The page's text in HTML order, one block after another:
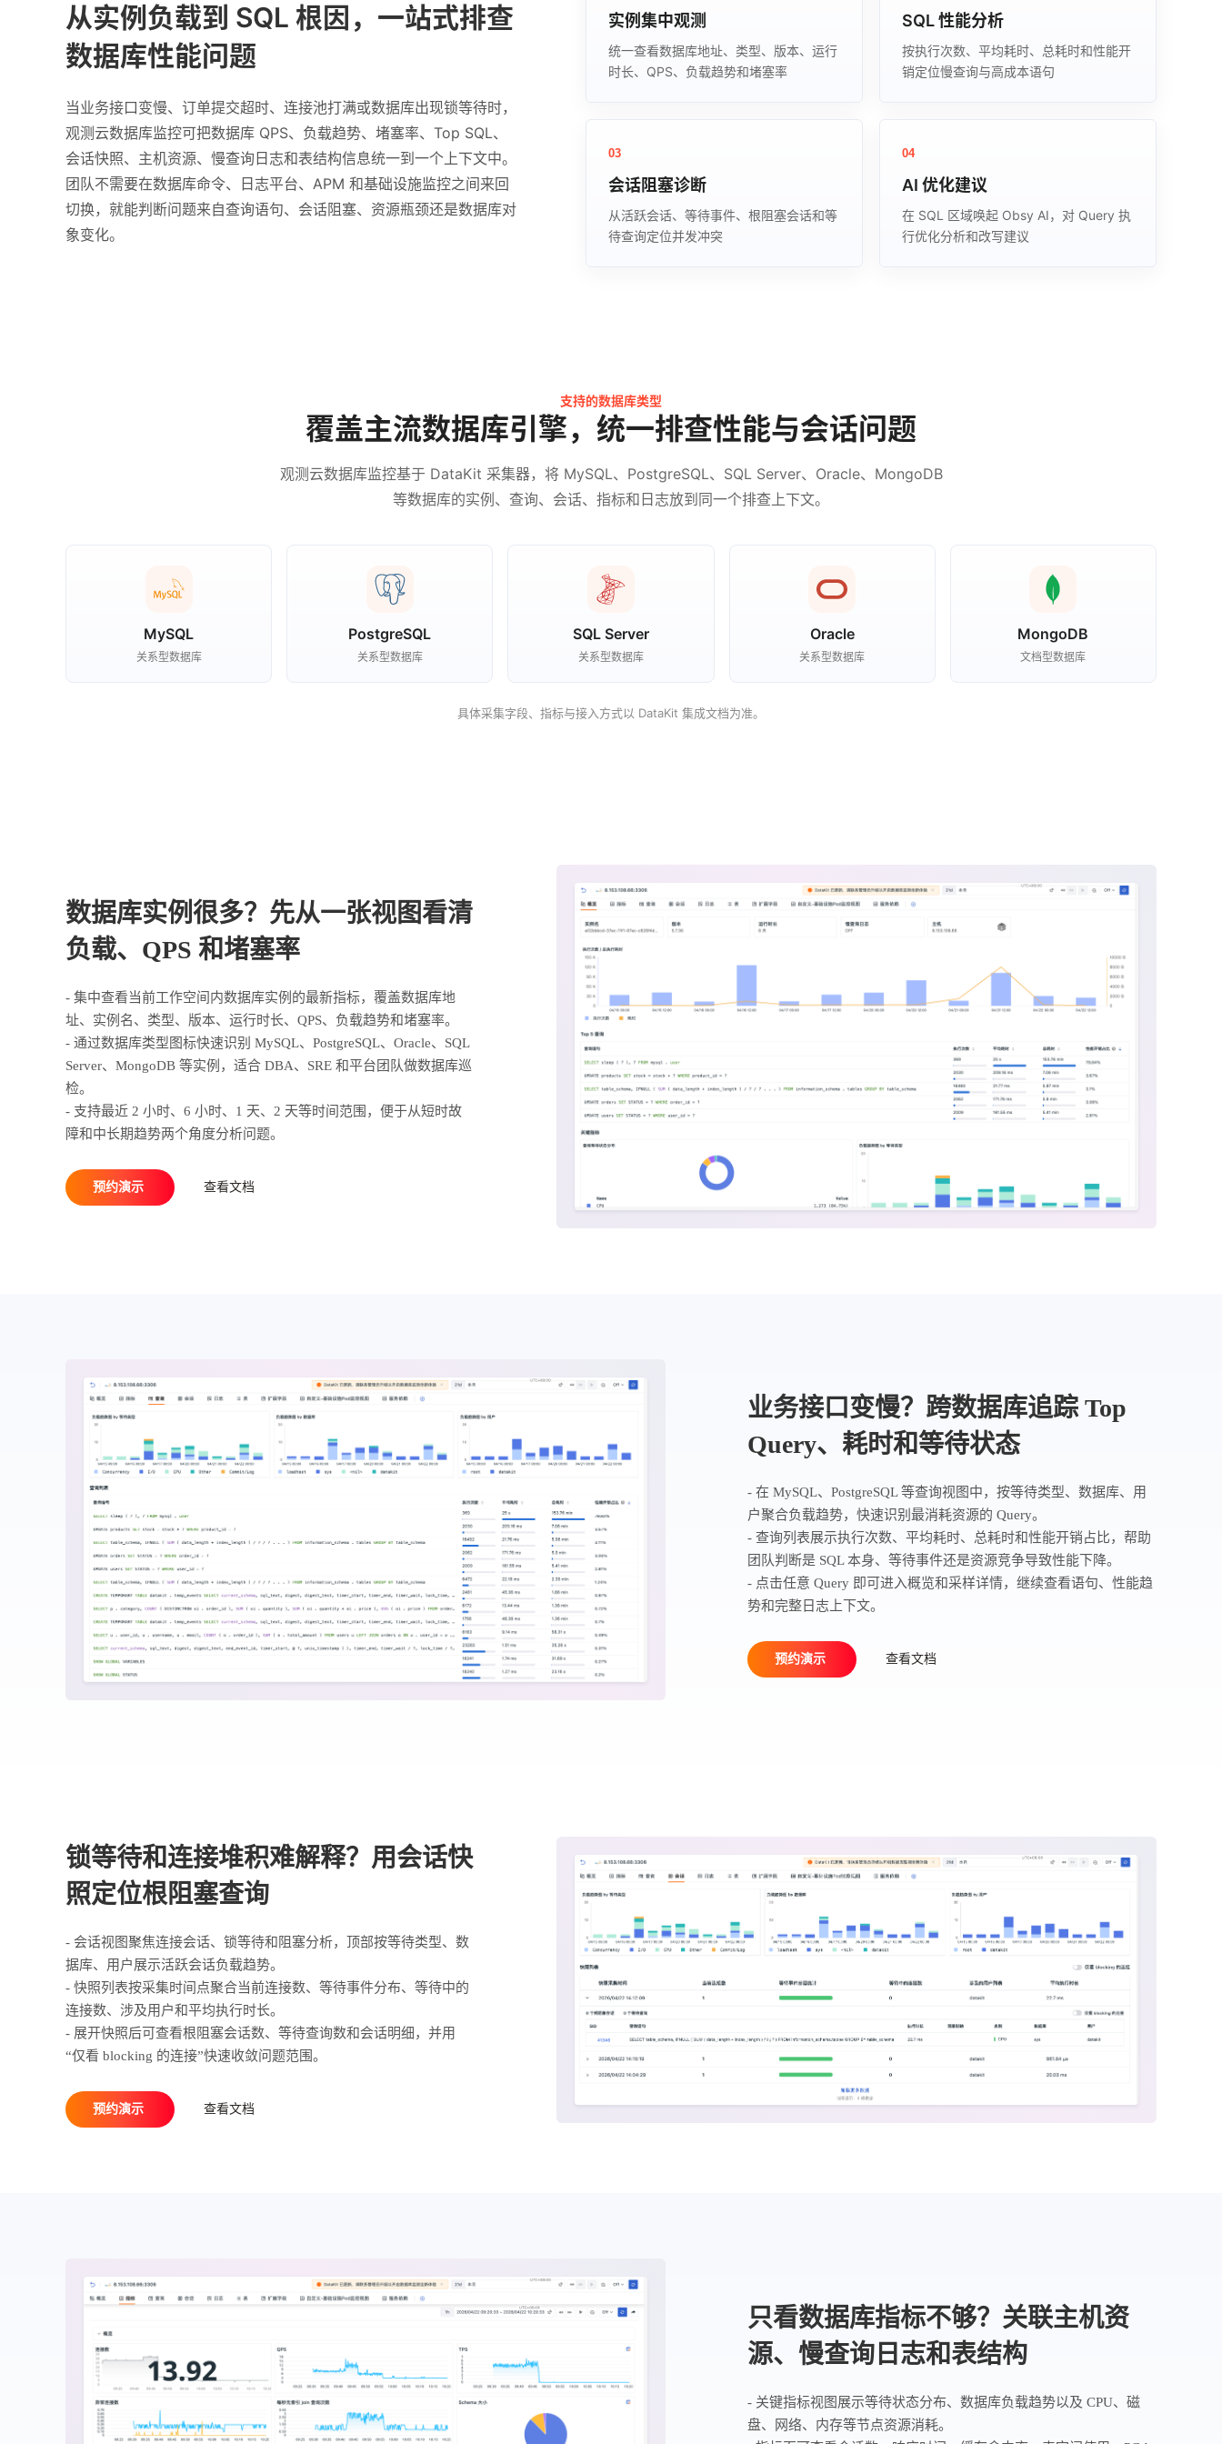
从实例负载到 SQL 根因，一站式排查
数据库性能问题
当业务接口变慢、订单提交超时、连接池打满或数据库出现锁等待时，
观测云数据库监控可把数据库 QPS、负载趋势、堵塞率、Top SQL、
会话快照、主机资源、慢查询日志和表结构信息统一到一个上下文中。
团队不需要在数据库命令、日志平台、APM 和基础设施监控之间来回
切换，就能判断问题来自查询语句、会话阻塞、资源瓶颈还是数据库对
象变化。
实例集中观测
统一查看数据库地址、类型、版本、运行
时长、QPS、负载趋势和堵塞率
SQL 性能分析
按执行次数、平均耗时、总耗时和性能开
销定位慢查询与高成本语句
03
会话阻塞诊断
从活跃会话、等待事件、根阻塞会话和等
待查询定位并发冲突
04
AI 优化建议
在 SQL 区域唤起 Obsy AI，对 Query 执
行优化分析和改写建议
支持的数据库类型
覆盖主流数据库引擎，统一排查性能与会话问题
观测云数据库监控基于 DataKit 采集器，将 MySQL、PostgreSQL、SQL Server、Oracle、MongoDB
等数据库的实例、查询、会话、指标和日志放到同一个排查上下文。
MySQL
关系型数据库
PostgreSQL
关系型数据库
SQL Server
关系型数据库
Oracle
关系型数据库
MongoDB
文档型数据库
具体采集字段、指标与接入方式以 DataKit 集成文档为准。
数据库实例很多？先从一张视图看清
负载、QPS 和堵塞率
- 集中查看当前工作空间内数据库实例的最新指标，覆盖数据库地
址、实例名、类型、版本、运行时长、QPS、负载趋势和堵塞率。
- 通过数据库类型图标快速识别 MySQL、PostgreSQL、Oracle、SQL
Server、MongoDB 等实例，适合 DBA、SRE 和平台团队做数据库巡
检。
- 支持最近 2 小时、6 小时、1 天、2 天等时间范围，便于从短时故
障和中长期趋势两个角度分析问题。
预约演示 查看文档
业务接口变慢？跨数据库追踪 Top
Query、耗时和等待状态
- 在 MySQL、PostgreSQL 等查询视图中，按等待类型、数据库、用
户聚合负载趋势，快速识别最消耗资源的 Query。
- 查询列表展示执行次数、平均耗时、总耗时和性能开销占比，帮助
团队判断是 SQL 本身、等待事件还是资源竞争导致性能下降。
- 点击任意 Query 即可进入概览和采样详情，继续查看语句、性能趋
势和完整日志上下文。
预约演示 查看文档
锁等待和连接堆积难解释？用会话快
照定位根阻塞查询
- 会话视图聚焦连接会话、锁等待和阻塞分析，顶部按等待类型、数
据库、用户展示活跃会话负载趋势。
- 快照列表按采集时间点聚合当前连接数、等待事件分布、等待中的
连接数、涉及用户和平均执行时长。
- 展开快照后可查看根阻塞会话数、等待查询数和会话明细，并用
“仅看 blocking 的连接”快速收敛问题范围。
预约演示 查看文档
只看数据库指标不够？关联主机资
源、慢查询日志和表结构
- 关键指标视图展示等待状态分布、数据库负载趋势以及 CPU、磁
盘、网络、内存等节点资源消耗。